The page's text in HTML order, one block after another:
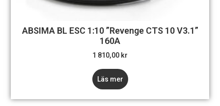
ABSIMA BL ESC 1:10 ”Revenge CTS 10 V3.1”
160A
1 810,00 kr
Läs mer